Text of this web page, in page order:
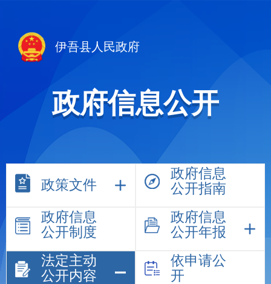
伊吾县人民政府
政府信息公开
政策文件
政府信息
公开指南
政府信息
公开制度
政府信息
公开年报
法定主动
公开内容
依申请公
开